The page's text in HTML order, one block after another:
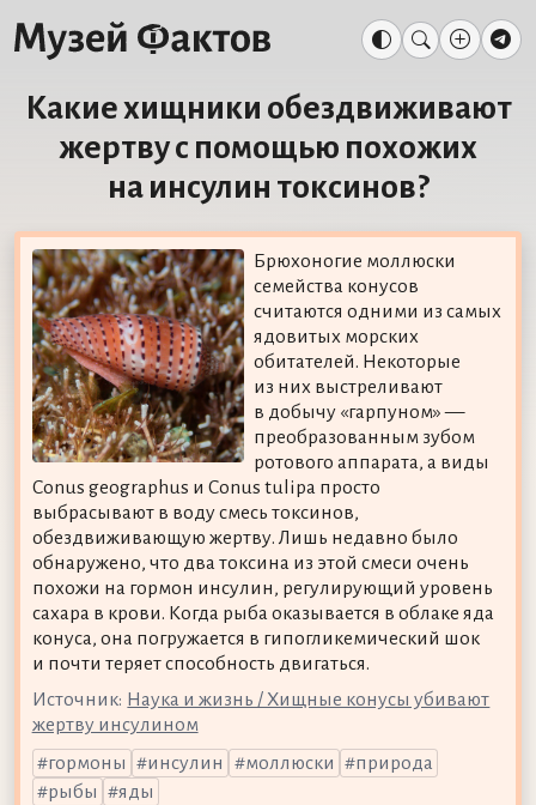
Какие хищники обездвиживают
жертву с помощью похожих
на инсулин токсинов?
Брюхоногие моллюски
семейства конусов
считаются одними из самых
ядовитых морских
обитателей. Некоторые
из них выстреливают
в добычу «гарпуном» —
преобразованным зубом
ротового аппарата, а виды
Conus geographus и Conus tulipa просто
выбрасывают в воду смесь токсинов,
обездвиживающую жертву. Лишь недавно было
обнаружено, что два токсина из этой смеси очень
похожи на гормон инсулин, регулирующий уровень
сахара в крови. Когда рыба оказывается в облаке яда
конуса, она погружается в гипогликемический шок
и почти теряет способность двигаться.
Источник: Наука и жизнь / Хищные конусы убивают
жертву инсулином
гормоны
инсулин моллюски
природа
рыбы
яды